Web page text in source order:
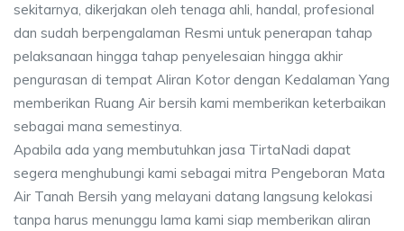
sekitarnya, dikerjakan oleh tenaga ahli, handal, profesional
dan sudah berpengalaman Resmi untuk penerapan tahap
pelaksanaan hingga tahap penyelesaian hingga akhir
pengurasan di tempat Aliran Kotor dengan Kedalaman Yang
memberikan Ruang Air bersih kami memberikan keterbaikan
sebagai mana semestinya.
Apabila ada yang membutuhkan jasa TirtaNadi dapat
segera menghubungi kami sebagai mitra Pengeboran Mata
Air Tanah Bersih yang melayani datang langsung kelokasi
tanpa harus menunggu lama kami siap memberikan aliran